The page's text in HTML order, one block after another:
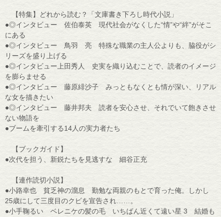
【特集】どれから読む？「文庫書き下ろし時代小説」
●◎インタビュー 佐伯泰英 現代社会がなくした“情”や“絆”がそこ
にある
●◎インタビュー 鳥羽 亮 特殊な職業の主人公よりも、脇役がシ
リーズを盛り上げる
●◎インタビュー上田秀人 史実を織り込むことで、読者のイメージ
を膨らませる
●◎インタビュー 藤原緋沙子 みっともなくとも情が深い、リアル
な女を描きたい
●◎インタビュー 藤井邦夫 読者を安心させ、それでいて飽きさせ
ない物語を
●ブームを牽引する14人の実力者たち
【ブックガイド】
●次代を担う、新鋭たちを見逃すな 細谷正充
【連作読切小説】
●小路幸也 貧乏神の溜息 勤勉な両親のもとで育った俺。しかし
25歳にして三度目のクビを宣告され……。
●小手鞠るい ベレニケの髪の毛 いちばん近くて遠い星 3 結婚も